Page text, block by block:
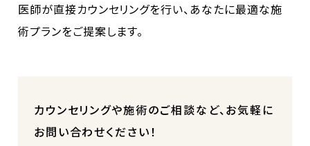
医師が直接カウンセリングを行い、あなたに最適な施
術プランをご提案します。
カウンセリングや施術のご相談など、お気軽に
お問い合わせください！